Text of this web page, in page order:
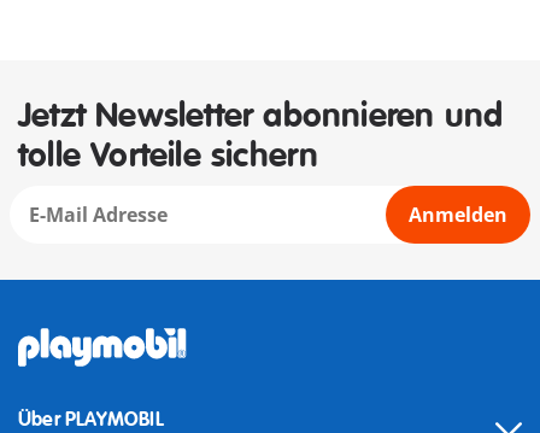
Jetzt Newsletter abonnieren und
tolle Vorteile sichern
Anmelden
Über PLAYMOBIL